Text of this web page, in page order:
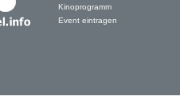
Kinoprogramm
Event eintragen